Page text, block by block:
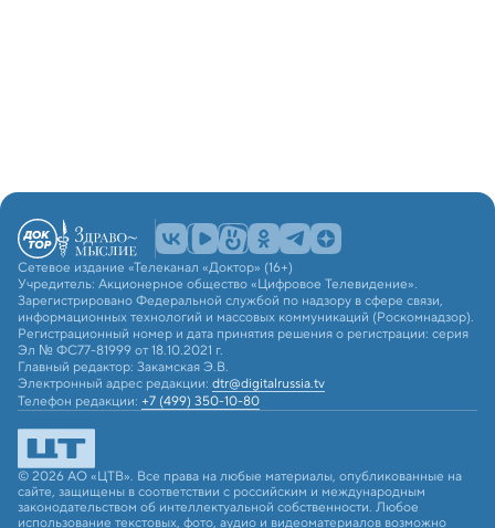
Сетевое издание «Телеканал «Доктор» (16+)
Учредитель: Акционерное общество «Цифровое Телевидение».
Зарегистрировано Федеральной службой по надзору в сфере связи,
информационных технологий и массовых коммуникаций (Роскомнадзор).
Регистрационный номер и дата принятия решения о регистрации: серия
Эл № ФС77-81999 от 18.10.2021 г.
Главный редактор: Закамская Э.В.
Электронный адрес редакции: dtr@digitalrussia.tv
Телефон редакции: +7 (499) 350-10-80
© 2026 АО «ЦТВ». Все права на любые материалы, опубликованные на
сайте, защищены в соответствии с российским и международным
законодательством об интеллектуальной собственности. Любое
использование текстовых, фото, аудио и видеоматериалов возможно